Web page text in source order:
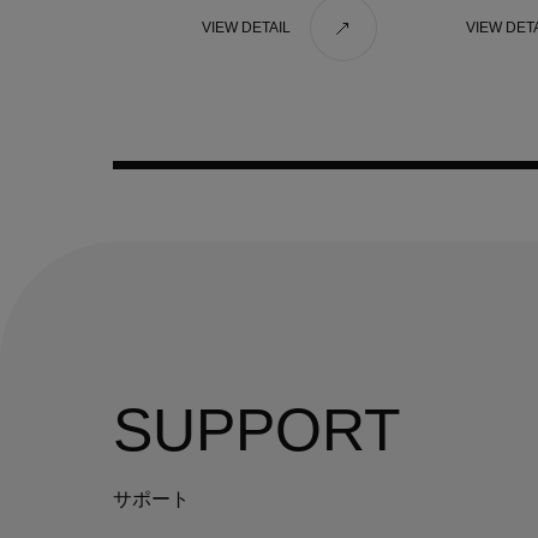
VIEW DETAIL VIEW
SUPPORT
サポート